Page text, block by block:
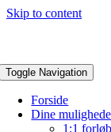
Skip to content
Toggle Navigation
Forside
Dine
1:1